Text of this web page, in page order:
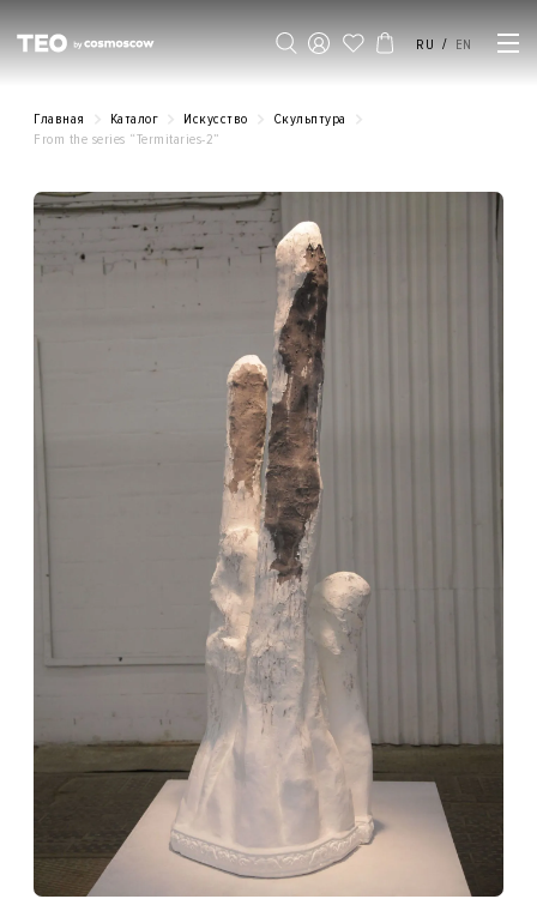
RU / EN
Главная Каталог Искусство
Скульптура
From the series “Termitaries-2”